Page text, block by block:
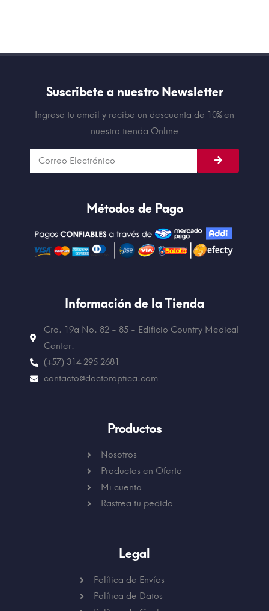
Legal
Política de Envíos
Política de Datos
Productos
Nosotros
Productos en Oferta
Mi cuenta
Rastrea tu pedido
Información de la Tienda
Cra. 19a No. 82 - 85 - Edificio Country Medical
Center.
(+57) 314 295 2681
contacto@doctoroptica.com
Suscribete a nuestro Newsletter
Ingresa tu email y recibe un descuenta de 10% en
nuestra tienda Online
Métodos de Pago